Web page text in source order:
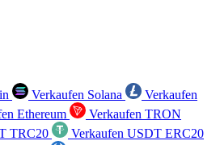
Verkaufen Solana
Verkaufen
Ethereum
Verkaufen TRON
TRC20
Verkaufen USDT ERC20